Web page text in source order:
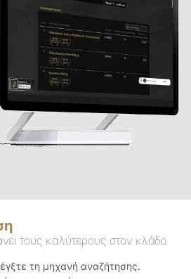
τους καλύτερους στον κλάδο
τη μηχανή αναζήτησης.